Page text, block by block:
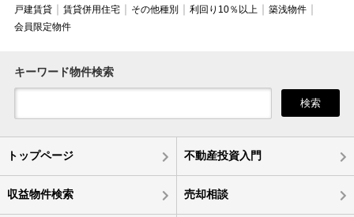
戸建賃貸
賃貸併用住宅 その他種別 利回り10％以上
築浅物件
会員限定物件
キーワード物件検索
検索
トップページ 不動産投資入門
収益物件検索 売却相談